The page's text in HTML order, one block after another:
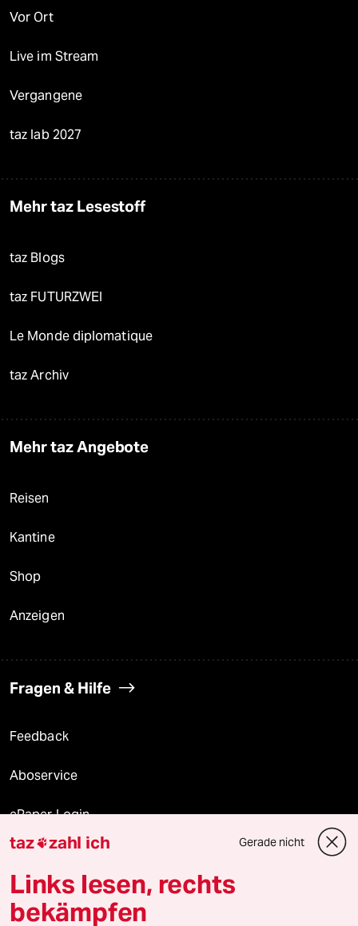
Vor Ort
Live im Stream
Vergangene
taz lab 2027
Mehr taz Lesestoff
taz Blogs
taz FUTURZWEI
Le Monde diplomatique
taz Archiv
Mehr taz Angebote
Reisen
Kantine
Shop
Anzeigen
Fragen & Hilfe
Feedback
Aboservice
ePaper Login
Downloads für Abonnierende
taz zahl ich Gerade nicht
Links lesen, rechts
bekämpfen